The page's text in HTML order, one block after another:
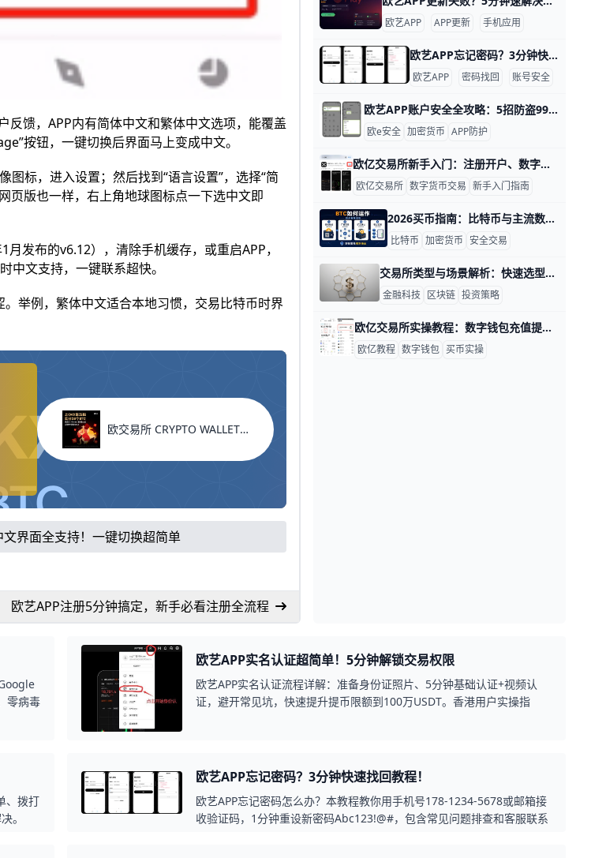
反馈，APP内有简体中文和繁体中文选项，能覆盖
按钮，一键切换后界面马上变成中文。
标，进入设置；然后找到“语言设置”，选择“简
页版也一样，右上角地球图标点一下选中文即
发布的v6.12），清除手机缓存，或重启APP，
中文支持，一键联系超快。
举例，繁体中文适合本地习惯，交易比特币时界
欧交易所 CRYPTO WALLET 返佣代码
文界面全支持！一键切换超简单
欧艺APP注册5分钟搞定，新手必看注册全流程
欧艺APP APP更新 手机应用
欧艺APP忘记密码？3分钟快速找回教程！ 欧艺APP忘记密码？别担心，这里一步步教你找回，简单又快。 比如，打开APP登录页，看到“忘记密码”按钮，直接点进去，就能用绑定的手机号178-1234-5678或邮箱接收验证码。输入6位验证码后，新密码设成“Abc123!@#”（至少8位，混字母数字符号），1分钟搞定。​
欧艺APP 密码找回 账号安全
欧艺APP账户安全全攻略：5招防盗99%风险！ 使用欧艺APP时，账户安全非常重要。欧艺APP（也叫OK交易所鸥易）是热门的加密货币交易平台，每天有数百万用户登录交易。根据官方数据，开启安全设置的用户，账户被盗风险可降低90%以上。 比如，如果你忘记设置双重验证，坏人可能用猜到的密码直接登录，但设置后他们就进不去了。​
欧e安全 加密货币 APP防护
欧亿交易所新手入门：注册开户、数字钱包与基础交易全攻略 欧亿交易所入门的第一步，就是搞清楚它是什么、能做什么，以及你每天具体会在 App 里点哪些按钮。对很多新手来说，最常见的一条路径是：“注册账户 → 完成实名认证 → 充币或用法币买 USDT → 做第一笔买卖 → 提币或继续持有”。如果你之前从没接触过交易所，可以把欧亿想象成一个 7×24 小时不打烊的“数字货币银行 + 证券交易软件”，你用手机就能随时查看资产、下单买卖、转入转出。只要你按照步骤慢慢操作，每一步都有明确的按钮和提示，并不会像想象中那么难。
欧亿交易所 数字货币交易 新手入门指南
2026买币指南：比特币与主流数字货币安全购买全流程 2026年买币，最重要的是先把“怎么买得安全”放在“买什么”前面。对新手来说，比特币通常是第一选择，因为它流动性高、市场认知度强，适合先建立基础仓位；如果你还想配置主流数字货币，可以再考虑以太坊、BNB、SOL等，但最好先从1种到2种开始，不要一上来买很多币。
比特币 加密货币 安全交易
交易所类型与场景解析：快速选型指南 交易所类型很多，但核心定位清晰，下面用数据和实例来帮助你快速理解，便于实际选型。 中心化交易所（CEX）由单一主体运营，通常提供高流动性、快速撮合和丰富的币种，以及法币进出金渠道。以 Binance、Coinbase 等为例，它们的日均成交量常在数十亿美元级别，平台托管资产也意味着更高的使用便捷性。适用场景包括新手入门、需要稳定交易体验和快速资金往来的人群；风险点在于资产托管由平台承担，监管合规压力大，需要信任与风险控制体系支撑。
金融科技 区块链 投资策略
欧亿交易所实操教程：数字钱包充值提币与链上转账全攻略 欧亿交易所实操：欧亿数字钱包充值提币与链上转账全攻略（含欧亿买币教程与欧亿最新资讯） 如果你是第一次使用欧亿交易所，或者刚接触数字货币，其实完全不用紧张。你可以把欧亿理解为“银行+证券账户+电子钱包”的组合：它帮你存币、买币、提币，还能帮你把资产转到链上钱包。比如，你在欧亿用人民币买到1000 USDT，这些币会先放在你的账户里，你可以随时提到个人钱包或其他平台。只要记住三件事——币种对不对、网络选得对不对、地址复制对不对，你就能比较安心地完成每一步操作。
欧亿教程 数字钱包 买币实操
零病毒
欧艺APP实名认证超简单！5分钟解锁交易权限
欧艺APP实名认证流程详解：准备身份证照片、5分钟基础认证+视频认
证，避开常见坑，快速提升提币限额到100万USDT。香港用户实操指
、拨打
。
欧艺APP忘记密码？3分钟快速找回教程！
欧艺APP忘记密码怎么办？本教程教你用手机号178-1234-5678或邮箱接
收验证码，1分钟重设新密码Abc123!@#，包含常见问题排查和客服联系